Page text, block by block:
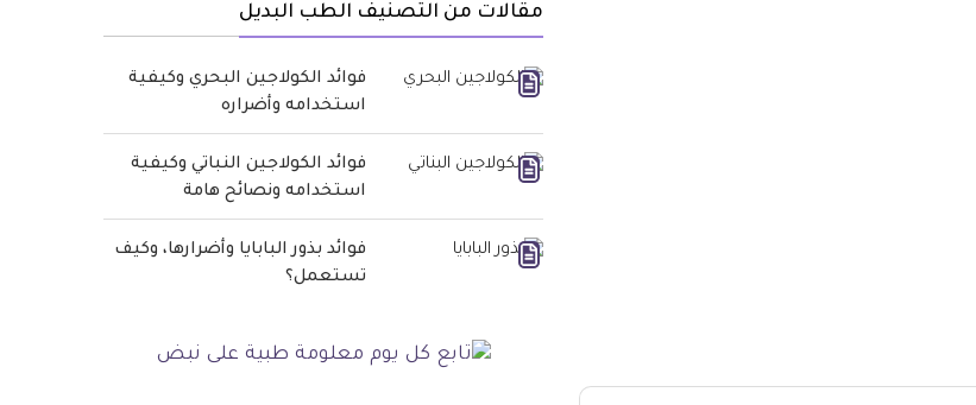
مقالات من التصنيف الطب البديل
فوائد الكولاجين البحري وكيفية
استخدامه وأضراره
فوائد الكولاجين النباتي وكيفية
استخدامه ونصائح هامة
فوائد بذور البابايا وأضرارها، وكيف
تستعمل؟